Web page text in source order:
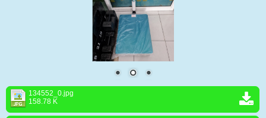
134552_0.jpg
158.78 K